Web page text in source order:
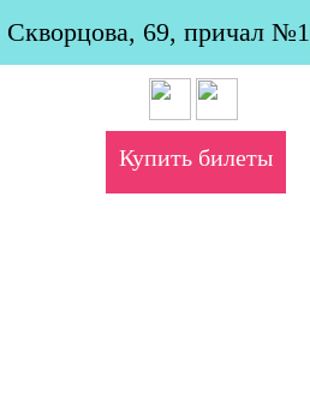
69, причал №1
Купить билеты